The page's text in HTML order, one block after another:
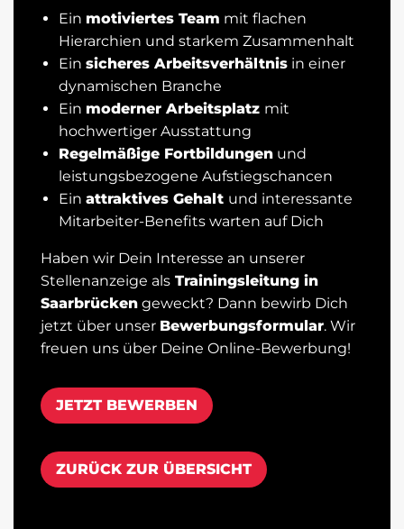
Ein motiviertes Team mit flachen
Hierarchien und starkem Zusammenhalt
Ein sicheres Arbeitsverhältnis in einer
dynamischen Branche
Ein moderner Arbeitsplatz mit
hochwertiger Ausstattung
Regelmäßige Fortbildungen und
leistungsbezogene Aufstiegschancen
Ein attraktives Gehalt und interessante
Mitarbeiter-Benefits warten auf Dich
Haben wir Dein Interesse an unserer
Stellenanzeige als Trainingsleitung in
Saarbrücken geweckt? Dann bewirb Dich
jetzt über unser Bewerbungsformular. Wir
freuen uns über Deine Online-Bewerbung!
JETZT BEWERBEN
ZURÜCK ZUR ÜBERSICHT